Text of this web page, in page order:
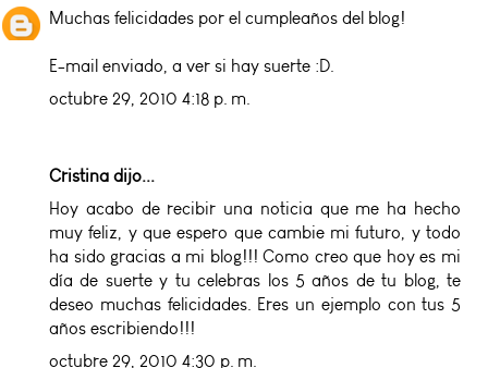
Muchas felicidades por el cumpleaños del blog!
E-mail enviado, a ver si hay suerte :D.
octubre 29, 2010 4:18 p. m.
Cristina dijo...
Hoy acabo de recibir una noticia que me ha hecho
muy feliz, y que espero que cambie mi futuro, y todo
ha sido gracias a mi blog!!! Como creo que hoy es mi
día de suerte y tu celebras los 5 años de tu blog, te
deseo muchas felicidades. Eres un ejemplo con tus 5
años escribiendo!!!
octubre 29, 2010 4:30 p. m.